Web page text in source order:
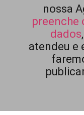
nossa
preenche
dados
atendeu e